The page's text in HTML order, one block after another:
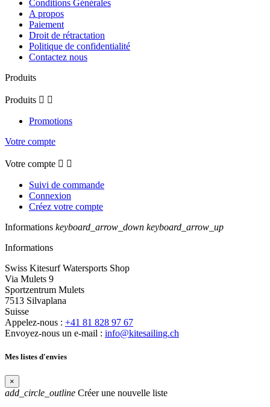
Conditions Générales
A propos
Paiement
Droit de rétractation
Politique de confidentialité
Contactez nous
Produits
Produits  
Promotions
Votre compte
Votre compte  
Suivi de commande
Connexion
Créez votre compte
Informations keyboard_arrow_down keyboard_arrow_up
Informations
Swiss Kitesurf Watersports Shop
Via Mulets 9
Sportzentrum Mulets
7513 Silvaplana
Suisse
Appelez-nous : +41 81 828 97 67
Envoyez-nous un e-mail : info@kitesailing.ch
Mes listes d'envies
×
add_circle_outline Créer une nouvelle liste